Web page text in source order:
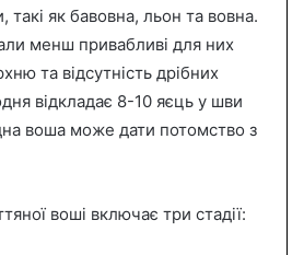
такі як бавовна, льон та вовна.
менш привабливі для них
та відсутність дрібних
відкладає 8-10 яєць у шви
воша може дати потомство з
воші включає три стадії: